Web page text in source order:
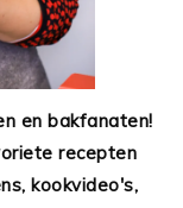
en bakfanaten!
recepten
kookvideo's,